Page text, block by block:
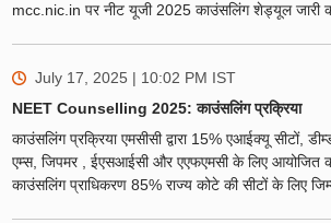
mcc.nic.in पर नीट यूजी 2025 काउंसलिंग शेड्यूल जारी
July 17, 2025 | 10:02 PM IST
NEET Counselling 2025: काउंसलिंग प्रक्रिया
काउंसलिंग प्रक्रिया एमसीसी द्वारा 15% एआईक्यू सीटों,
एम्स, जिपमर , ईएसआईसी और एएफएमसी के लिए आयोजित
काउंसलिंग प्राधिकरण 85% राज्य कोटे की सीटों के लिए